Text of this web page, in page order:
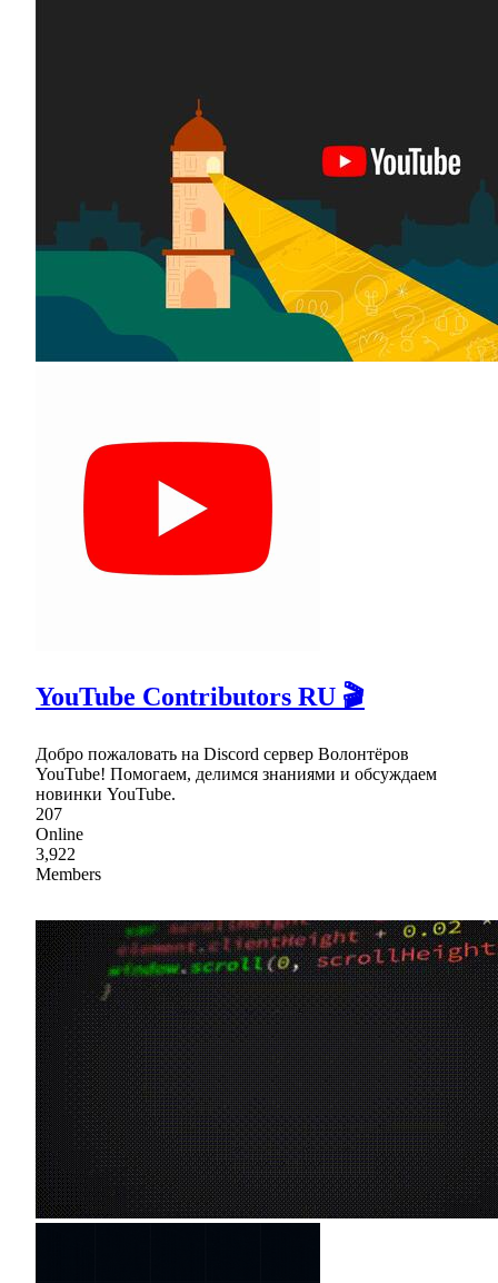
YouTube Contributors RU 🎬
Добро пожаловать на Discord сервер Волонтёров
YouTube! Помогаем, делимся знаниями и обсуждаем
новинки YouTube.
207
Online
3,922
Members